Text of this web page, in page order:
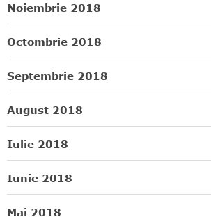
Noiembrie 2018
Octombrie 2018
Septembrie 2018
August 2018
Iulie 2018
Iunie 2018
Mai 2018